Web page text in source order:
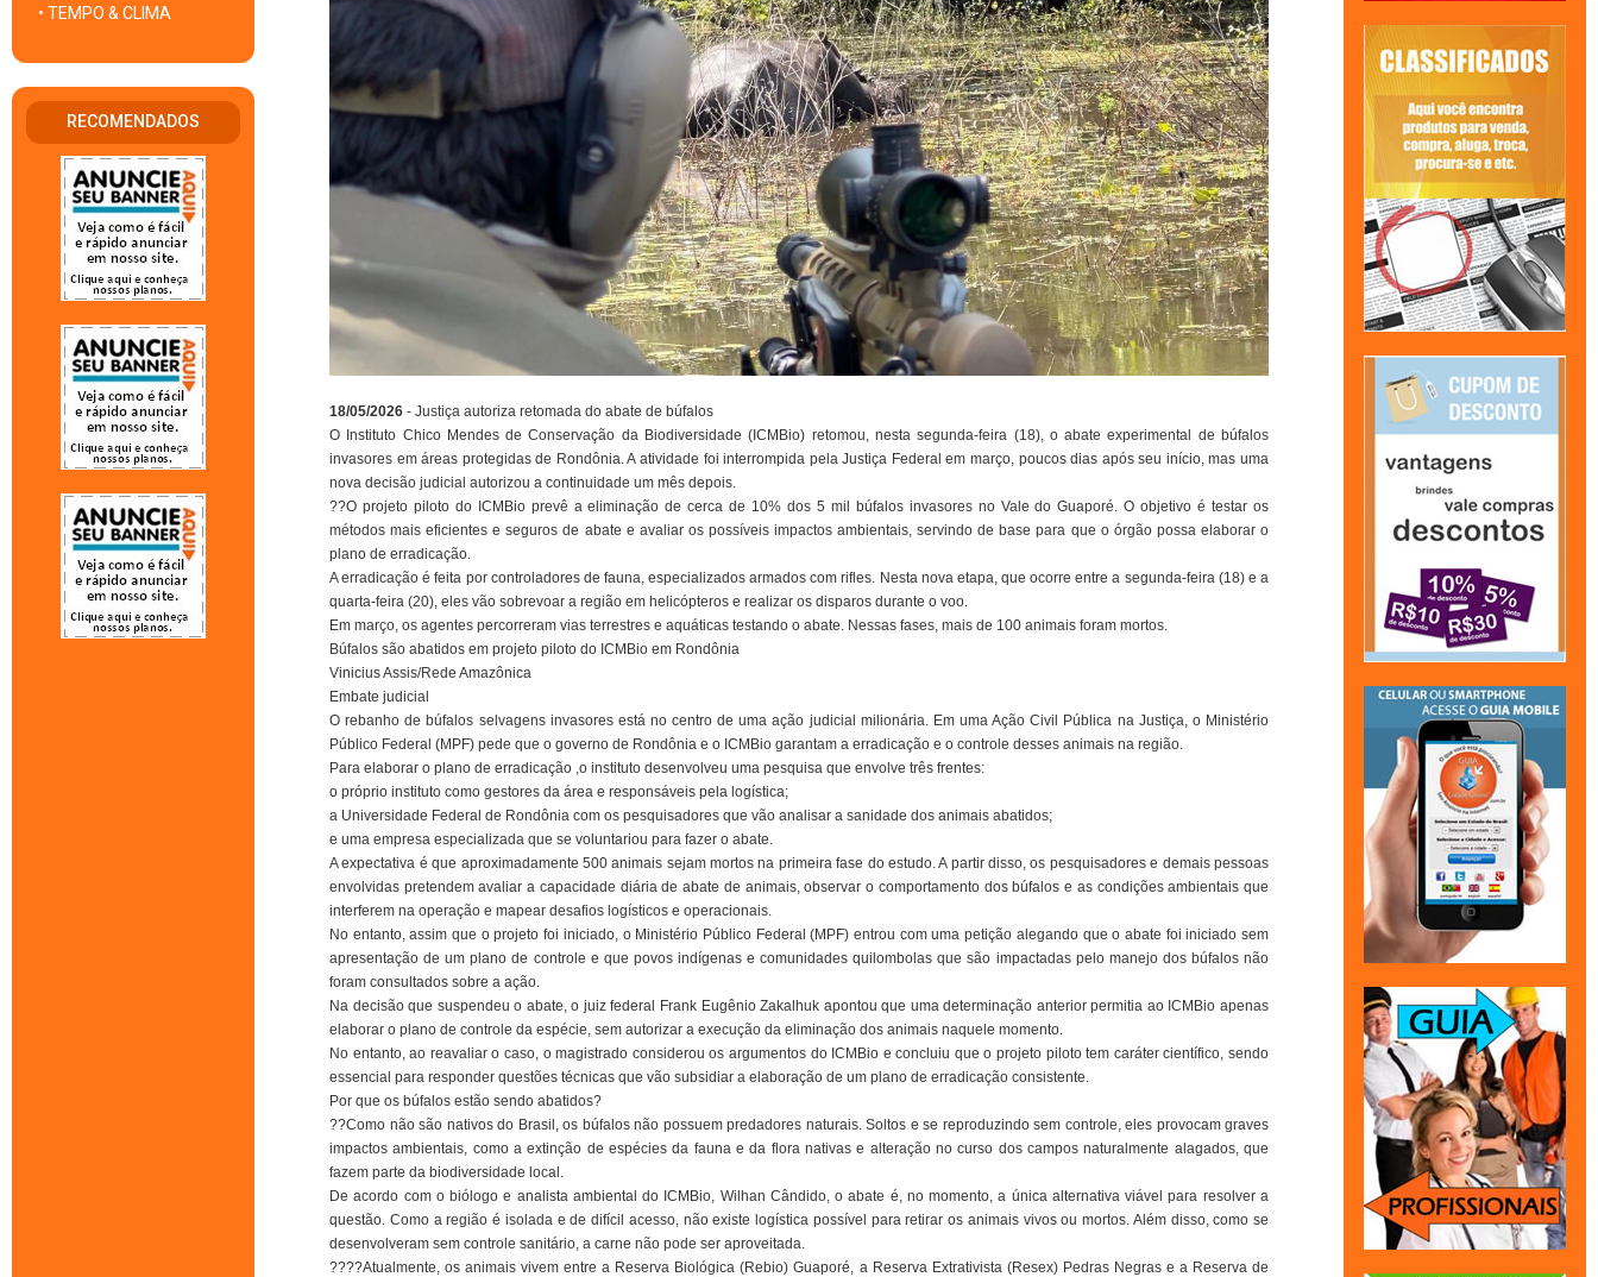
• TEMPO & CLIMA
RECOMENDADOS
18/05/2026 - Justiça autoriza retomada do abate de búfalos
O Instituto Chico Mendes de Conservação da Biodiversidade (ICMBio) retomou, nesta segunda-feira (18), o abate experimental de búfalos
invasores em áreas protegidas de Rondônia. A atividade foi interrompida pela Justiça Federal em março, poucos dias após seu início, mas uma
nova decisão judicial autorizou a continuidade um mês depois.
??O projeto piloto do ICMBio prevê a eliminação de cerca de 10% dos 5 mil búfalos invasores no Vale do Guaporé. O objetivo é testar os
métodos mais eficientes e seguros de abate e avaliar os possíveis impactos ambientais, servindo de base para que o órgão possa elaborar o
plano de erradicação.
A erradicação é feita por controladores de fauna, especializados armados com rifles. Nesta nova etapa, que ocorre entre a segunda-feira (18) e a
quarta-feira (20), eles vão sobrevoar a região em helicópteros e realizar os disparos durante o voo.
Em março, os agentes percorreram vias terrestres e aquáticas testando o abate. Nessas fases, mais de 100 animais foram mortos.
Búfalos são abatidos em projeto piloto do ICMBio em Rondônia
Vinicius Assis/Rede Amazônica
Embate judicial
O rebanho de búfalos selvagens invasores está no centro de uma ação judicial milionária. Em uma Ação Civil Pública na Justiça, o Ministério
Público Federal (MPF) pede que o governo de Rondônia e o ICMBio garantam a erradicação e o controle desses animais na região.
Para elaborar o plano de erradicação ,o instituto desenvolveu uma pesquisa que envolve três frentes:
o próprio instituto como gestores da área e responsáveis pela logística;
a Universidade Federal de Rondônia com os pesquisadores que vão analisar a sanidade dos animais abatidos;
e uma empresa especializada que se voluntariou para fazer o abate.
A expectativa é que aproximadamente 500 animais sejam mortos na primeira fase do estudo. A partir disso, os pesquisadores e demais pessoas
envolvidas pretendem avaliar a capacidade diária de abate de animais, observar o comportamento dos búfalos e as condições ambientais que
interferem na operação e mapear desafios logísticos e operacionais.
No entanto, assim que o projeto foi iniciado, o Ministério Público Federal (MPF) entrou com uma petição alegando que o abate foi iniciado sem
apresentação de um plano de controle e que povos indígenas e comunidades quilombolas que são impactadas pelo manejo dos búfalos não
foram consultados sobre a ação.
Na decisão que suspendeu o abate, o juiz federal Frank Eugênio Zakalhuk apontou que uma determinação anterior permitia ao ICMBio apenas
elaborar o plano de controle da espécie, sem autorizar a execução da eliminação dos animais naquele momento.
No entanto, ao reavaliar o caso, o magistrado considerou os argumentos do ICMBio e concluiu que o projeto piloto tem caráter científico, sendo
essencial para responder questões técnicas que vão subsidiar a elaboração de um plano de erradicação consistente.
Por que os búfalos estão sendo abatidos?
??Como não são nativos do Brasil, os búfalos não possuem predadores naturais. Soltos e se reproduzindo sem controle, eles provocam graves
impactos ambientais, como a extinção de espécies da fauna e da flora nativas e alteração no curso dos campos naturalmente alagados, que
fazem parte da biodiversidade local.
De acordo com o biólogo e analista ambiental do ICMBio, Wilhan Cândido, o abate é, no momento, a única alternativa viável para resolver a
questão. Como a região é isolada e de difícil acesso, não existe logística possível para retirar os animais vivos ou mortos. Além disso, como se
desenvolveram sem controle sanitário, a carne não pode ser aproveitada.
????Atualmente, os animais vivem entre a Reserva Biológica (Rebio) Guaporé, a Reserva Extrativista (Resex) Pedras Negras e a Reserva de